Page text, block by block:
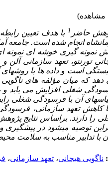
حاضر 1 با هدف تعیین
انجام شده است. جامعه
تورنتو، تعهد سازمانی
است و داده ­ها با
دهد که میان مؤلفه­ های
شغلی افزایش می­ یابد و
آن با فرسودگی شغلی
کاهش تعهد سازمانی،
را دارند. براساس نتایج
توصیه می­شود در
با تدابیر مناسب به سلامت
ناگویی هیجانی، تعهد سازمانی،